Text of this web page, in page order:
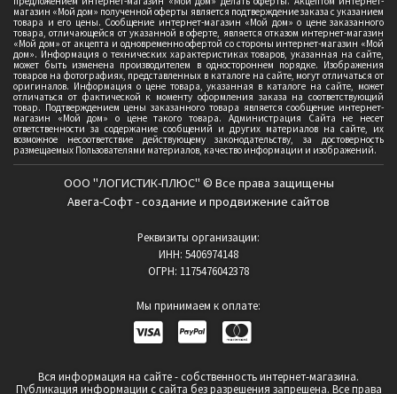
магазин «Мой дом» полученной оферты является подтверждение заказа с указанием
товара и его цены. Сообщение интернет-магазин «Мой дом» о цене заказанного
товара, отличающейся от указанной в оферте, является отказом интернет-магазин
«Мой дом» от акцепта и одновременно офертой со стороны интернет-магазин «Мой
дом». Информация о технических характеристиках товаров, указанная на сайте,
может быть изменена производителем в одностороннем порядке. Изображения
товаров на фотографиях, представленных в каталоге на сайте, могут отличаться от
оригиналов. Информация о цене товара, указанная в каталоге на сайте, может
отличаться от фактической к моменту оформления заказа на соответствующий
товар. Подтверждением цены заказанного товара является сообщение интернет-
магазин «Мой дом» о цене такого товара. Администрация Сайта не несет
ответственности за содержание сообщений и других материалов на сайте, их
возможное несоответствие действующему законодательству, за достоверность
размещаемых Пользователями материалов, качество информации и изображений.
ООО "ЛОГИСТИК-ПЛЮС" © Все права защищены
Авега-Софт - создание и продвижение сайтов
Реквизиты организации:
ИНН: 5406974148
ОГРН: 1175476042378
Мы принимаем к оплате:
Вся информация на сайте - собственность интернет-магазина.
Публикация информации с сайта без разрешения запрешена. Все права